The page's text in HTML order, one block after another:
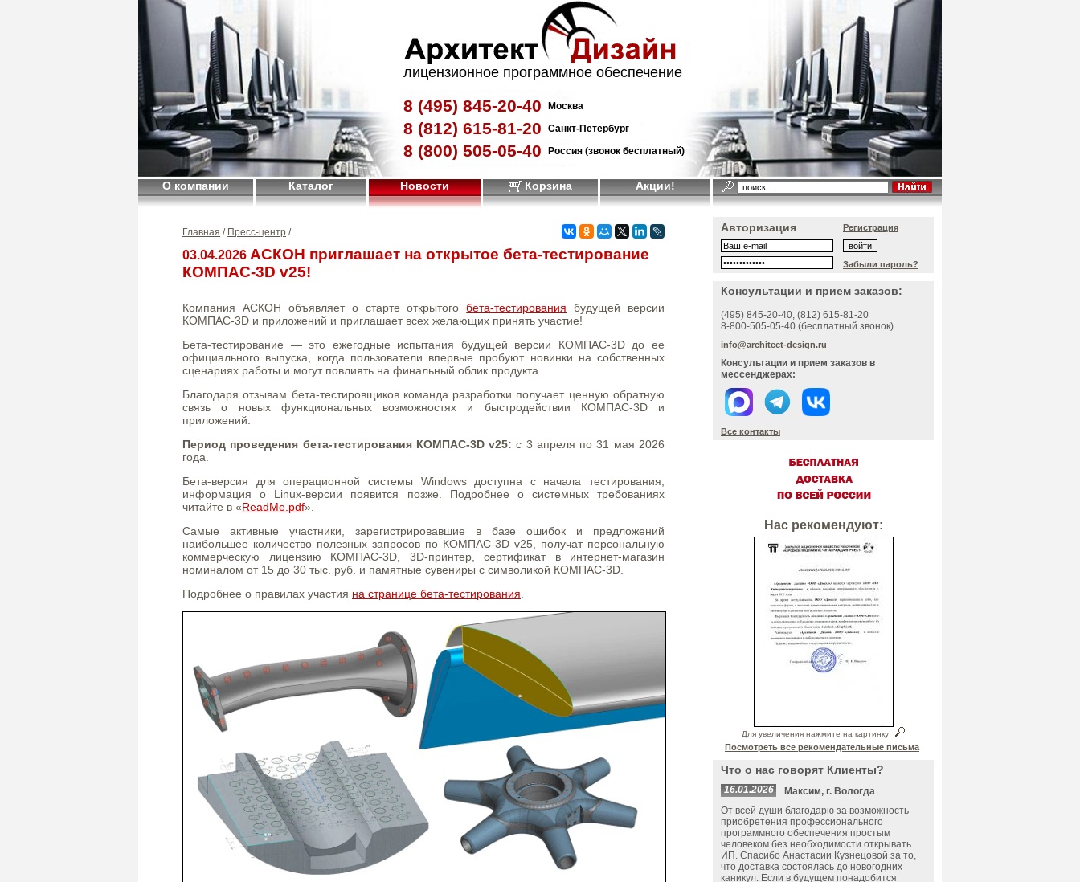
лицензионное программное обеспечение
8 (495) 845-20-40 Москва
8 (812) 615-81-20 Санкт-Петербург
8 (800) 505-05-40 Россия (звонок бесплатный)
О компании Каталог Новости Корзина Акции!
Главная / Пресс-центр /
03.04.2026 АСКОН приглашает на открытое бета-тестирование
КОМПАС-3D v25!
Компания АСКОН объявляет о старте открытогобета-тестирования будущей версии
КОМПАС-3D и приложений и приглашает всех желающих принять участие!
Бета-тестирование — это ежегодные испытания будущей версии КОМПАС-3D до ее
официального выпуска, когда пользователи впервые пробуют новинки на собственных
сценариях работы и могут повлиять на финальный облик продукта.
Благодаря отзывам бета-тестировщиков команда разработки получает ценную обратную
связь о новых функциональных возможностях и быстродействии КОМПАС-3D и
приложений.
Период проведения бета-тестирования КОМПАС-3D v25: с 3 апреля по 31 мая 2026
года.
Бета-версия для операционной системы Windows доступна с начала тестирования,
информация о Linux-версии появится позже. Подробнее о системных требованиях
читайте в «ReadMe.pdf».
Самые активные участники, зарегистрировавшие в базе ошибок и предложений
наибольшее количество полезных запросов по КОМПАС-3D v25, получат персональную
коммерческую лицензию КОМПАС-3D, 3D-принтер, сертификат в интернет-магазин
номиналом от 15 до 30 тыс. руб. и памятные сувениры с символикой КОМПАС-3D.
Подробнее о правилах участия на странице бета-тестирования
Авторизация Регистрация
Забыли пароль?
Консультации и прием заказов:
(495) 845-20-40, (812) 615-81-20
8-800-505-05-40 (бесплатный звонок)
info@architect-design.ru
Консультации и прием заказов в
мессенджерах:
Все контакты
Нас рекомендуют:
Для увеличения нажмите на картинку
Посмотреть все рекомендательные письма
Что о нас говорят Клиенты?
16.01.2026
Максим, г. Вологда
От всей души благодарю за возможность
приобретения профессионального
программного обеспечения простым
человеком без необходимости открывать
ИП. Спасибо Анастасии Кузнецовой за то,
что доставка состоялась до новогодних
каникул. Если в будущем понадобится